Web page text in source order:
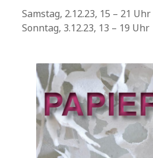
Samstag, 2.12.23, 15 – 21 Uhr
Sonntag, 3.12.23, 13 – 19 Uhr